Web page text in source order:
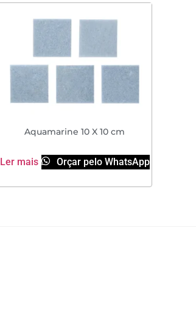
Aquamarine 10 X 10 cm
Ler mais Orçar pelo WhatsApp